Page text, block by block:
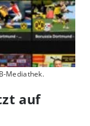
Mediathek.
auf